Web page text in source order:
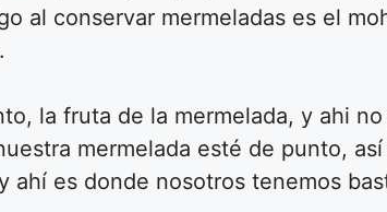
al conservar mermeladas es el
la fruta de la mermelada, y ahi
mermelada esté de punto,
ahí es donde nosotros tenemos